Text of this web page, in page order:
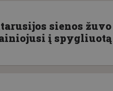
sienos žuvo
į